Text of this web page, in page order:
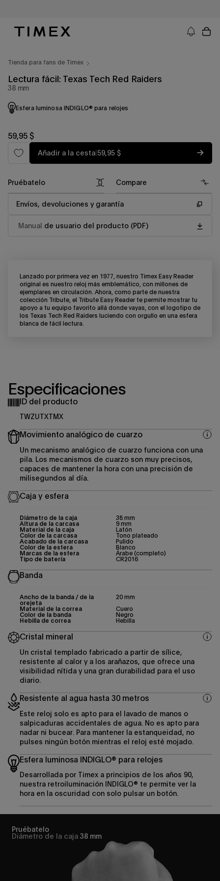
Timex EE. UU. - Relojes, correas y regalos relacionados con los relojes
Tienda para fans de Timex
Lectura fácil: Texas Tech Red Raiders
38 mm
Esfera luminosa INDIGLO® para relojes
Precio
habitual
59,95 $
Añadir a la cesta|Precio
habitual
59,95 $
Pruébatelo Compare
Envíos, devoluciones y garantía
Manual de usuario del producto (PDF)
Lanzado por primera vez en 1977, nuestro Timex Easy Reader
original es nuestro reloj más emblemático, con millones de
ejemplares en circulación. Ahora, como parte de nuestra
colección Tribute, el Tribute Easy Reader te permite mostrar tu
apoyo a tu equipo favorito allá donde vayas, con el logotipo de
los Texas Tech Red Raiders luciendo con orgullo en una esfera
blanca de fácil lectura.
Especificaciones
ID del producto
TWZUTXTMX
Movimiento analógico de cuarzo
Un mecanismo analógico de cuarzo funciona con una
pila. Los mecanismos de cuarzo son muy precisos,
capaces de mantener la hora con una precisión de
milisegundos al día.
Caja y esfera
Diámetro de la caja 38 mm
Altura de la carcasa 9 mm
Material de la caja Latón
Color de la carcasa Tono plateado
Acabado de la carcasa Pulido
Color de la esfera Blanco
Marcas de la esfera Árabe (completo)
Tipo de batería CR2016
Banda
Ancho de la banda / de la
orejeta
20 mm
Material de la correa
Cuero
Color de la banda Negro
Hebilla de correa Hebilla
Cristal mineral
Un cristal templado fabricado a partir de sílice,
resistente al calor y a los arañazos, que ofrece una
visibilidad nítida y una gran durabilidad para el uso
diario.
Resistente al agua hasta 30 metros
Este reloj solo es apto para el lavado de manos o
salpicaduras accidentales de agua. No es apto para
nadar ni bucear. Para mantener la estanqueidad, no
pulses ningún botón mientras el reloj esté mojado.
Esfera luminosa INDIGLO® para relojes
Desarrollada por Timex a principios de los años 90,
nuestra retroiluminación INDIGLO® te permite ver la
hora en la oscuridad con solo pulsar un botón.
Pruébatelo
Diámetro de la caja 38 mm